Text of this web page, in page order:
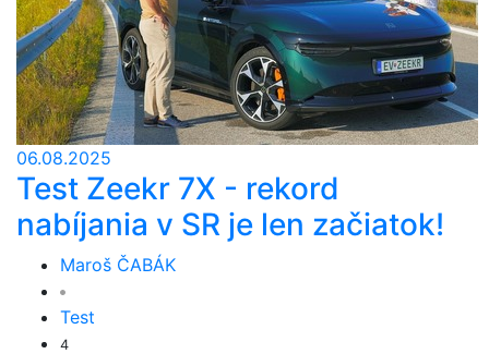
06.08.2025
Test Zeekr 7X - rekord
nabíjania v SR je len začiatok!
Maroš ČABÁK
Test
4